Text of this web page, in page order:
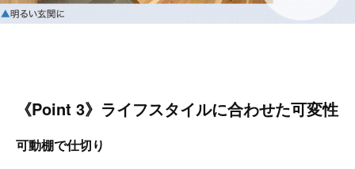
《Point 3》ライフスタイルに合わせた可変性
可動棚で仕切り